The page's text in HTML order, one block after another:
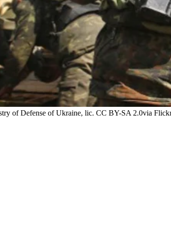
of Defense of Ukraine, lic. CC BY-SA 2.0via